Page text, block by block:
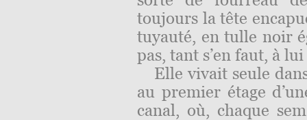
toujours la tête
tuyauté, en tulle noir
pas, tant s’en faut, à
Elle vivait seule
au premier étage
canal, où, chaque